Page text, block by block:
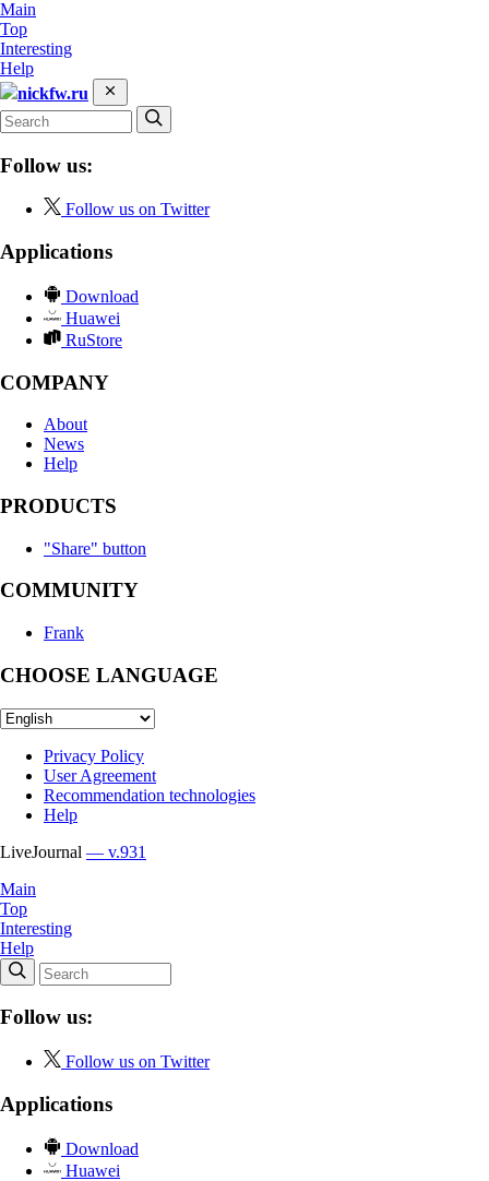
Main
Top
Interesting
Help
nickfw.ru
Follow us:
Follow us on Twitter
Applications
Download
Huawei
RuStore
COMPANY
About
News
Help
PRODUCTS
"Share" button
COMMUNITY
Frank
CHOOSE LANGUAGE
Privacy Policy
User Agreement
Recommendation technologies
Help
LiveJournal — v.931
Main
Top
Interesting
Help
Follow us:
Follow us on Twitter
Applications
Download
Huawei